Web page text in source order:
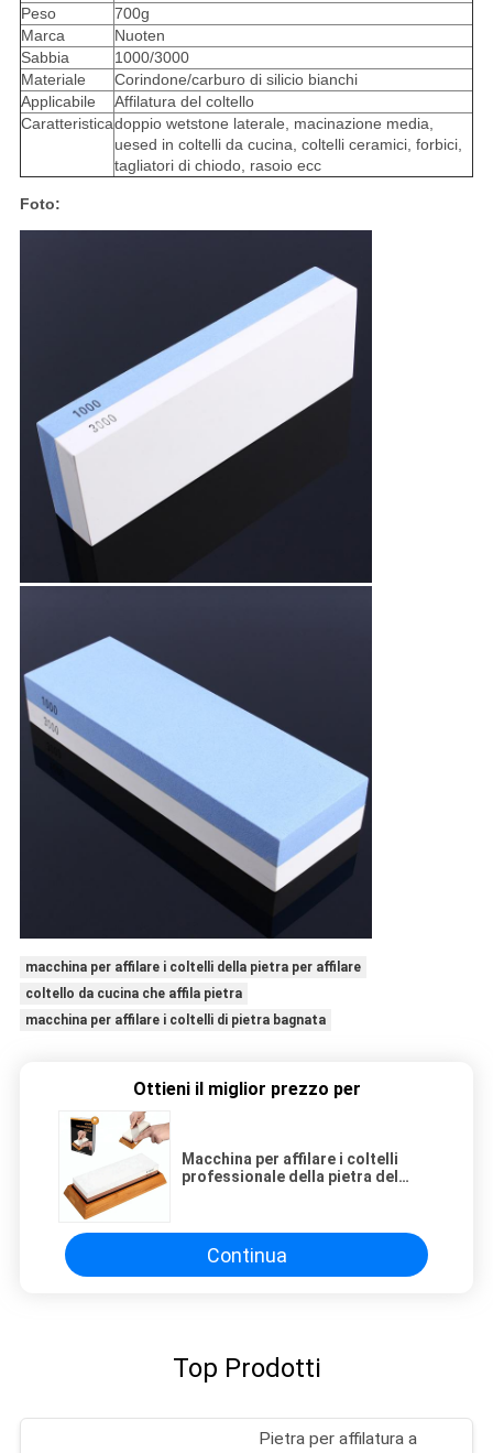
Peso
700g
Marca
Nuoten
Sabbia
1000/3000
Materiale
Corindone/carburo di silicio bianchi
Applicabile
Affilatura del coltello
Caratteristicadoppio wetstone laterale, macinazione media,
uesed in coltelli da cucina, coltelli ceramici, forbici,
tagliatori di chiodo, rasoio ecc
Foto:
macchina per affilare i coltelli della pietra per affilare
coltello da cucina che affila pietra
macchina per affilare i coltelli di pietra bagnata
Ottieni il miglior prezzo per
Macchina per affilare i coltelli
professionale della pietra del
Continua
Top Prodotti
Pietra per affilatura a